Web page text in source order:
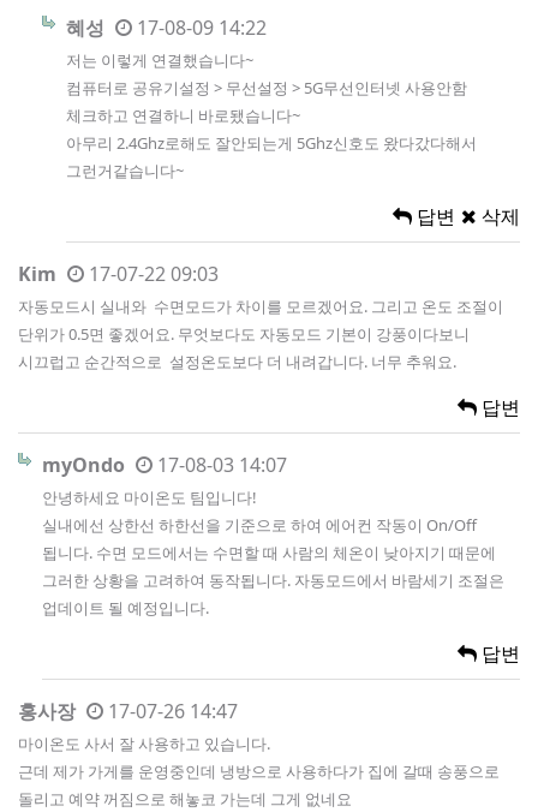
혜성 17-08-09 14:22
저는 이렇게 연결했습니다~
컴퓨터로 공유기설정 > 무선설정 > 5G무선인터넷 사용안함
체크하고 연결하니 바로됐습니다~
아무리 2.4Ghz로해도 잘안되는게 5Ghz신호도 왔다갔다해서
그런거같습니다~
답변 삭제
Kim 17-07-22 09:03
자동모드시 실내와 수면모드가 차이를 모르겠어요. 그리고 온도 조절이
단위가 0.5면 좋겠어요. 무엇보다도 자동모드 기본이 강풍이다보니
시끄럽고 순간적으로 설정온도보다 더 내려갑니다. 너무 추워요.
답변
myOndo 17-08-03 14:07
안녕하세요 마이온도 팀입니다!
실내에선 상한선 하한선을 기준으로 하여 에어컨 작동이 On/Off
됩니다. 수면 모드에서는 수면할 때 사람의 체온이 낮아지기 때문에
그러한 상황을 고려하여 동작됩니다. 자동모드에서 바람세기 조절은
업데이트 될 예정입니다.
답변
홍사장 17-07-26 14:47
마이온도 사서 잘 사용하고 있습니다.
근데 제가 가게를 운영중인데 냉방으로 사용하다가 집에 갈때 송풍으로
돌리고 예약 꺼짐으로 해놓코 가는데 그게 없네요